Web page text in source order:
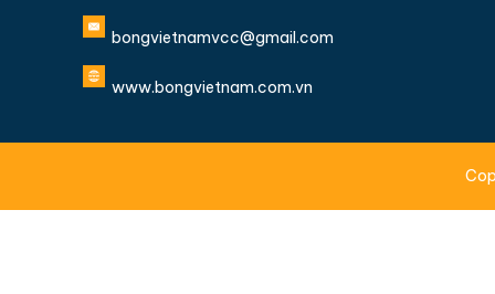
bongvietnamvcc@gmail.com
www.bongvietnam.com.vn